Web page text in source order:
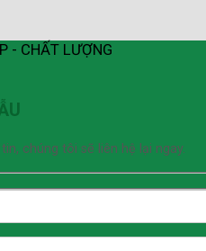
- CHẤT LƯỢNG
chúng tôi sẽ liên hệ lại ngay.